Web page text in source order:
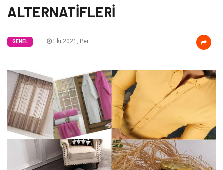
ALTERNATİFLERİ
GENEL Eki 2021, Per